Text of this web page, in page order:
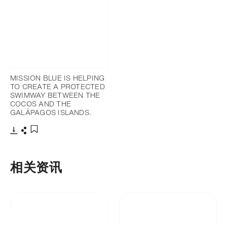
MISSION BLUE IS HELPING
TO CREATE A PROTECTED
SWIMWAY BETWEEN THE
COCOS AND THE
GALÁPAGOS ISLANDS.
相关资讯